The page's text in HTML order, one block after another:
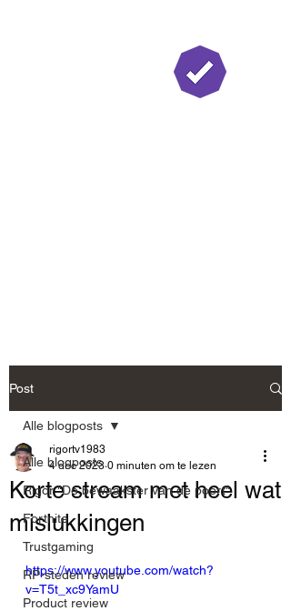
Post
Alle blogposts
Rigor "De bewaakster van de poort"
Fortnite
Trustgaming
RP-steden review
Product review
Alle blogposts
Korte stream met heel wat
mislukkingen
rigortv1983
4 dec 2023 0 minuten om te lezen
https://www.youtube.com/watch?
v=T5t_xc9YamU